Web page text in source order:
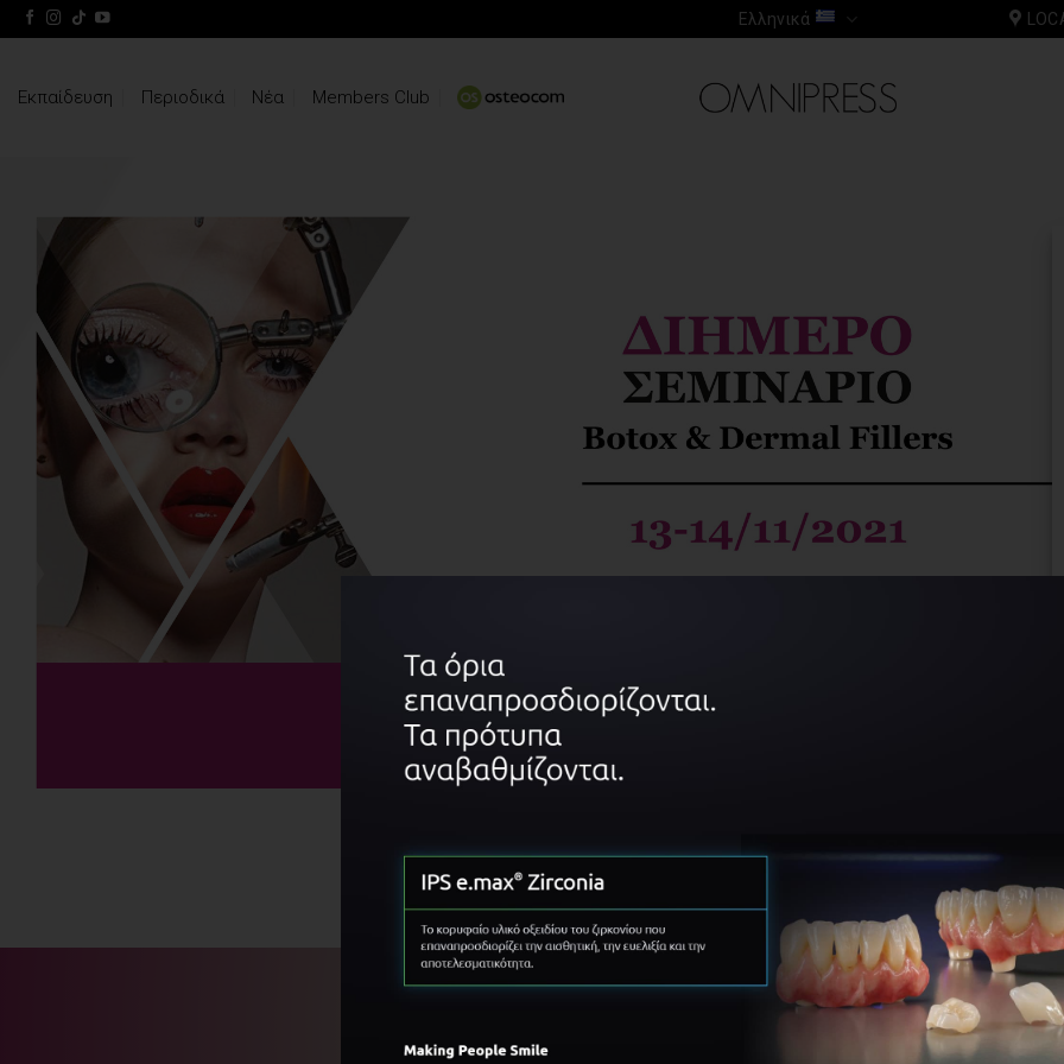
Skip
Ελληνικά
Εκπαίδευση Περιοδικά Νέα Members Club
ΠΡΌΓΡΑΜΜΑ
Πληροφορίες